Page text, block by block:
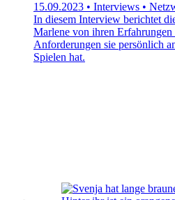
15.09.2023 • Interviews •
In diesem Interview berichtet
Marlene von ihren
Anforderungen sie persönlich
Spielen hat.